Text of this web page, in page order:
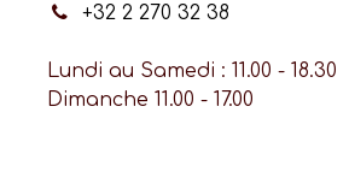
+32 2 270 32 38
Lundi au Samedi : 11.00 - 18.30
Dimanche 11.00 - 17.00